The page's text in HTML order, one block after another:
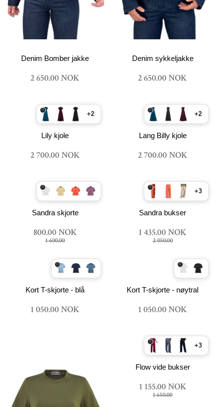
Denim Bomber jakke
2 650.00 NOK
Denim sykkeljakke
2 650.00 NOK
+2
Lily kjole
2 700.00 NOK
+2
Lang Billy kjole
2 700.00 NOK
Sandra skjorte
800.00 NOK
1 600.00
+3
Sandra bukser
1 435.00 NOK
2 050.00
Kort T-skjorte - blå
1 050.00 NOK
Kort T-skjorte - nøytral
1 050.00 NOK
+3
Flow vide bukser
1 155.00 NOK
1 650.00